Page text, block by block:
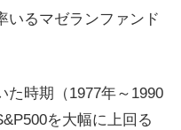
いるマゼランファンド
た時期（1977年～1990
を大幅に上回る